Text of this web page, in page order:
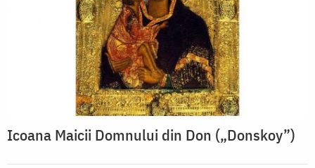
Icoana Maicii Domnului din Don („Donskoy”)